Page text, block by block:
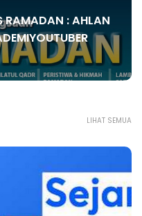
RAMADAN : AHLAN
LIHAT SEMUA